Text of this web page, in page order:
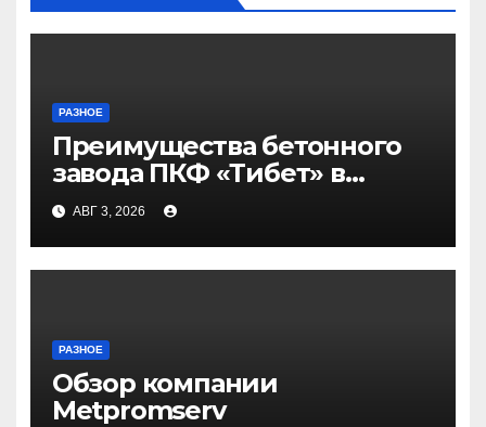
РАЗНОЕ
Преимущества бетонного
завода ПКФ «Тибет» в
Волгограде и Волжском
АВГ 3, 2026
РАЗНОЕ
Обзор компании
Metpromserv